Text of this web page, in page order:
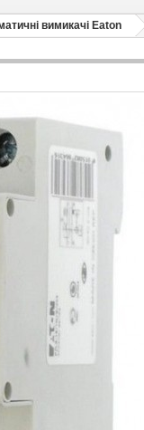
LEGRAND
Legrand Etika
Legrand Forix
Legrand Valena Allure
Legrand Valena Classic
Legrand Valena Life
вимикачі Eaton